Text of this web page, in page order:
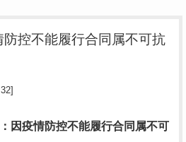
防控不能履行合同属不可抗
疫情防控不能履行合同属不可